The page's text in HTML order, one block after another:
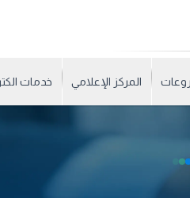
المركز الإعلامي خدمات